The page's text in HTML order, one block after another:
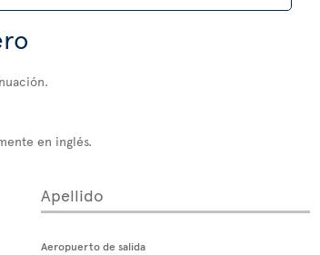
en inglés.
Apellido
Aeropuerto de salida